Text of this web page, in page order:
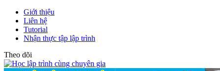
Giới thiệu
Liên hệ
Tutorial
Nhận thực tập lập trình
Theo dõi